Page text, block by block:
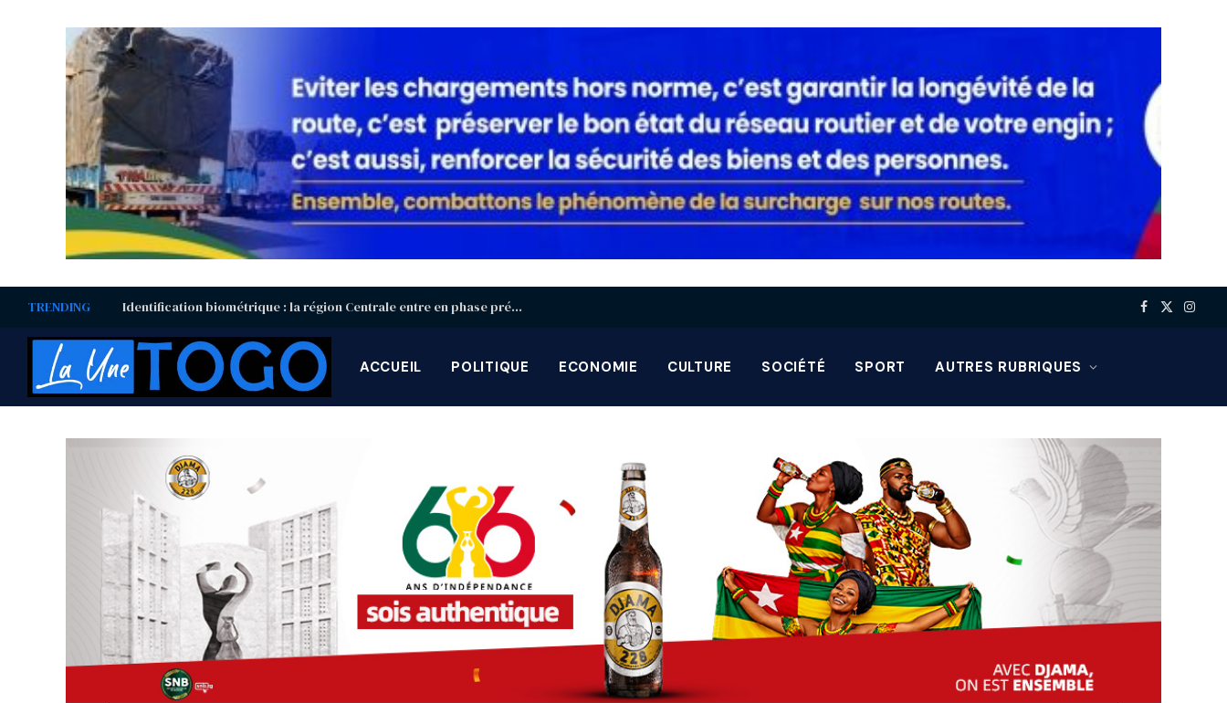
TRENDING Identification biométrique : la région Centrale entre en phase préparatoire avant la grande campagne d’août-septembre Facebook
X
ACCUEIL POLITIQUE ECONOMIE CULTURE SOCIÉTÉ SPORT AUTRES RUBRIQUES